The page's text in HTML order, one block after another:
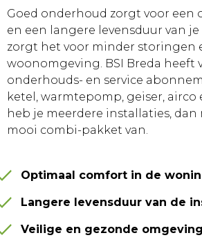
Goed onderhoud zorgt voor een
en een langere levensduur van
zorgt het voor minder storingen
woonomgeving. BSI Breda heeft
onderhouds- en service
ketel, warmtepomp, geiser, airco
heb je meerdere installaties, dan
mooi combi-pakket van.
Optimaal comfort in de
Langere levensduur van de
Veilige en gezonde omgeving